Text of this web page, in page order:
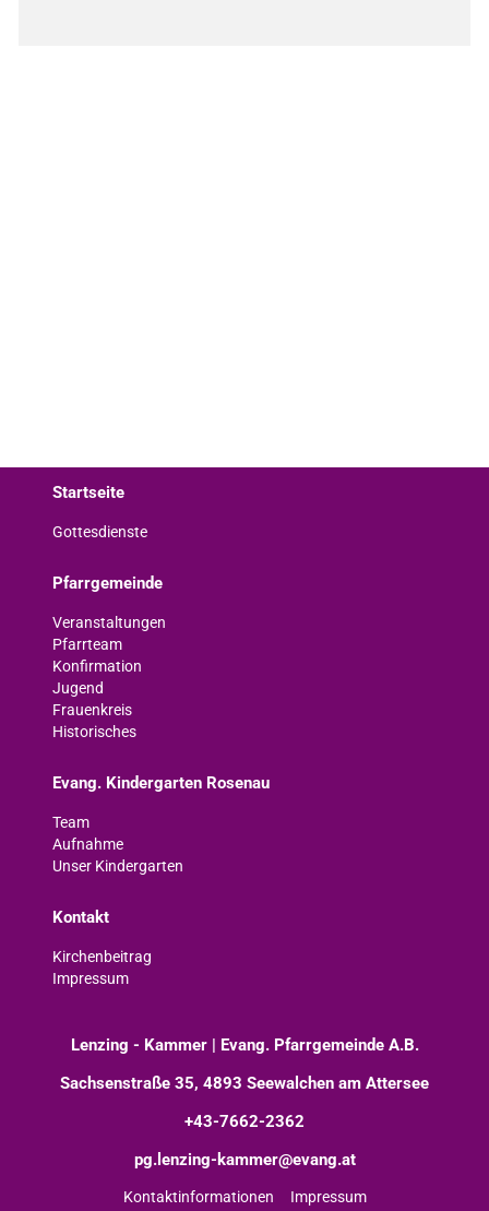
Startseite
Gottesdienste
Pfarrgemeinde
Veranstaltungen
Pfarrteam
Konfirmation
Jugend
Frauenkreis
Historisches
Evang. Kindergarten Rosenau
Team
Aufnahme
Unser Kindergarten
Kontakt
Kirchenbeitrag
Impressum
Lenzing - Kammer | Evang. Pfarrgemeinde A.B.
Sachsenstraße 35, 4893 Seewalchen am Attersee
+43-7662-2362
pg.lenzing-kammer@evang.at
Kontaktinformationen Impressum